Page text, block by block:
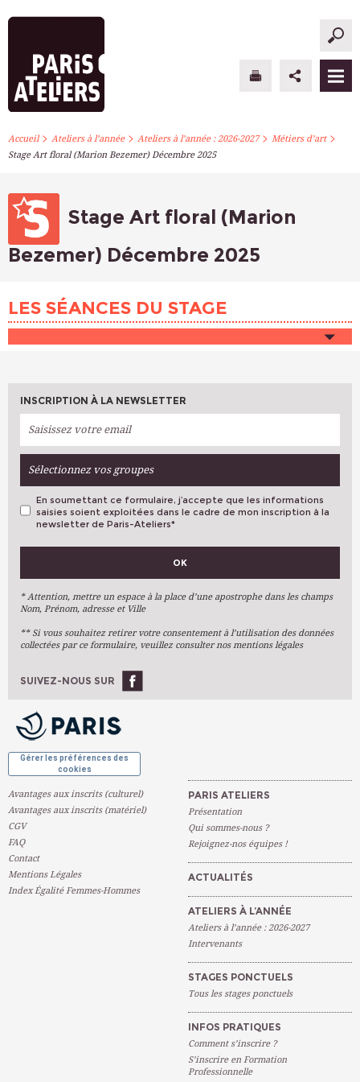
PARIS ATELIERS
ATELIERS À L’ANNÉE
STAGES PONCTUELS
S’INSCRIRE
Accueil> Ateliers à l’année> Ateliers à l’année : 2026-2027> Métiers d’art>
Stage Art floral (Marion Bezemer) Décembre 2025
Stage Art floral (Marion
Bezemer) Décembre 2025
LES SÉANCES DU STAGE
INSCRIPTION À LA NEWSLETTER
Sélectionnez vos groupes
VOS PRÉFÉRENCES
Arts Plastiques
Arts Du Texte
Arts Numériques
Ateliers À L'année
En soumettant ce formulaire, j’accepte que les informations
saisies soient exploitées dans le cadre de mon inscription à la
newsletter de Paris-Ateliers*
OK
* Attention, mettre un espace à la place d’une apostrophe dans les champs
Nom, Prénom, adresse et Ville
** Si vous souhaitez retirer votre consentement à l’utilisation des données
collectées par ce formulaire, veuillez consulter nos mentions légales
SUIVEZ-NOUS SUR
Gérer les préférences des
cookies
Avantages aux inscrits (culturel)
Avantages aux inscrits (matériel)
CGV
FAQ
Contact
Mentions Légales
Index Égalité Femmes-Hommes
PARIS ATELIERS
Présentation
Qui sommes-nous ?
Rejoignez-nos équipes !
ACTUALITÉS
ATELIERS À L’ANNÉE
Ateliers à l’année : 2026-2027
Intervenants
STAGES PONCTUELS
Tous les stages ponctuels
INFOS PRATIQUES
Comment s’inscrire ?
S’inscrire en Formation
Professionnelle